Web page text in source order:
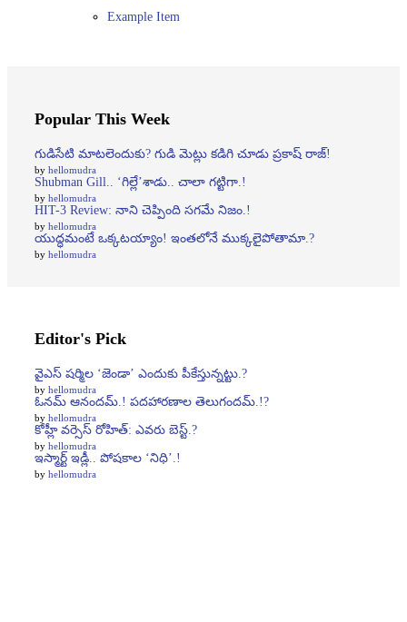
Example Item
Popular This Week
గుడిసేటి మాటలెందుకు? గుడి మెట్లు కడిగి చూడు ప్రకాష్ రాజ్!
by hellomudra
Shubman Gill.. ‘గిల్లే’శాడు.. చాలా గట్టిగా.!
by hellomudra
HIT-3 Review: నాని చెప్పింది సగమే నిజం.!
by hellomudra
యుద్ధమంటే ఒక్కటయ్యాం! ఇంతలోనే ముక్కలైపోతామా.?
by hellomudra
Editor's Pick
వైఎస్ షర్మిల ‘జెండా’ ఎందుకు పీకేస్తున్నట్టు.?
by hellomudra
ఓనమ్ ఆనందమ్.! పదహారణాల తెలుగందమ్.!?
by hellomudra
కోహ్లీ వర్సెస్‌ రోహిత్‌: ఎవరు బెస్ట్‌.?
by hellomudra
ఇస్మార్ట్ ఇడ్లీ.. పోషకాల ‘నిధి’.!
by hellomudra